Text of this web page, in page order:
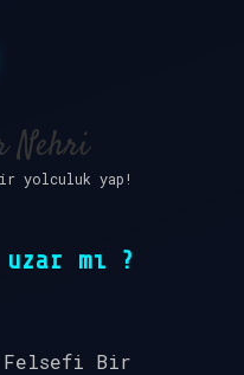
Nehri
yolculuk yap!
mı ?
Felsefi Bir